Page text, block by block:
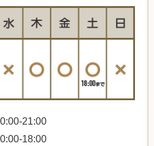
21:00
18:00